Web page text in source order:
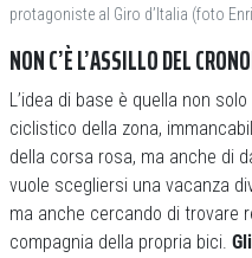
protagoniste al Giro d’Italia (foto
NON C’È L’ASSILLO DEL
L’idea di base è quella non
ciclistico della zona,
della corsa rosa, ma anche di
vuole scegliersi una vacanza
ma anche cercando di trovare
compagnia della propria bici.